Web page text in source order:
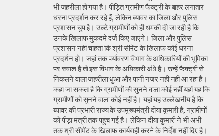
भी जहरीला हो गया है। पीड़ित ग्रामीण फैक्ट्री के बाहर लगातार
धरना प्रदर्शन कर रहे हैं, लेकिन ब्यावर का जिला और पुलिस
प्रशासन चुप है। उल्टे ग्रामीणों को ही धमकी दी जा रही है कि
उनके खिलाफ मुकदमे दर्ज किए जाएंगे। जिला और पुलिस
प्रशासन नहीं चाहता कि श्री सीमेंट के खिलाफ कोई धरना
प्रदर्शन हो। जहां तक पर्यावरण विभाग के अधिकारियों की भूमिका
पर सवाल है तो इस विभाग के अधिकारी अंधे है। उन्हें फैक्ट्री से
निकलने वाला जहरीला धुआ और पानी नजर नही नहीं आ रहा है।
कहा जा सकता है कि ग्रामीणों की सुनने वाला कोई नहीं यहां यह कि
ग्रामीणों को सुनने वाला कोई नहीं है। यहां यह उल्लेखनीय है कि
ब्यावर की प्रभारी राज्य के उपमुख्यमंत्री दीया कुमारी है, ग्रामीणों
को पीड़ा मंत्री तक पहुंच गई है। लेकिन दीया कुमारी ने भी अभी
तक श्री सीमेंट के खिलाफ कार्यवाही करने के निर्देश नहीं दिए है।